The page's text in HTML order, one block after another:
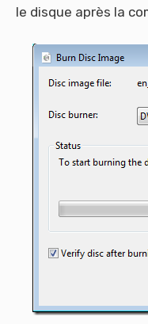
le disque après la